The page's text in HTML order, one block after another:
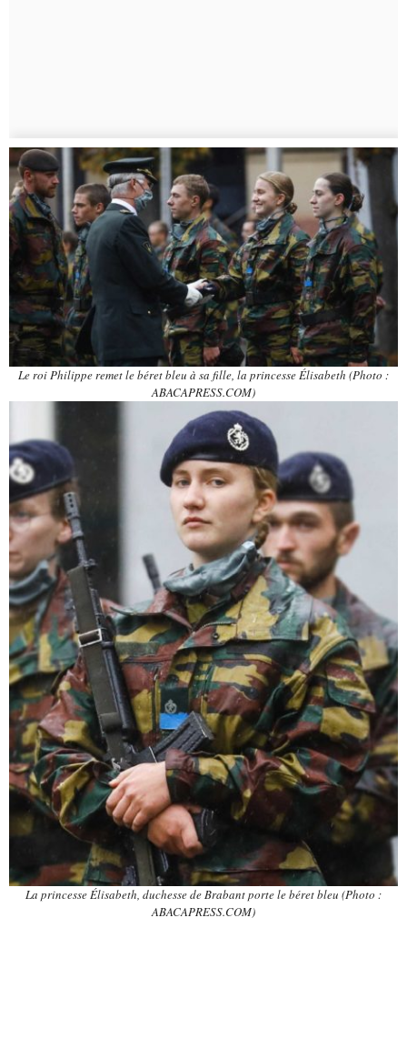
Le roi Philippe remet le béret bleu à sa fille, la princesse Élisabeth (Photo :
ABACAPRESS.COM)
La princesse Élisabeth, duchesse de Brabant porte le béret bleu (Photo :
ABACAPRESS.COM)